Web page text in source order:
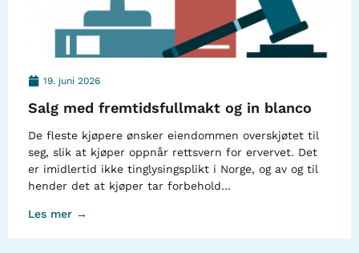
19. juni 2026
Salg med fremtidsfullmakt og in blanco
De fleste kjøpere ønsker eiendommen overskjøtet til
seg, slik at kjøper oppnår rettsvern for ervervet. Det
er imidlertid ikke tinglysingsplikt i Norge, og av og til
hender det at kjøper tar forbehold…
Les mer →